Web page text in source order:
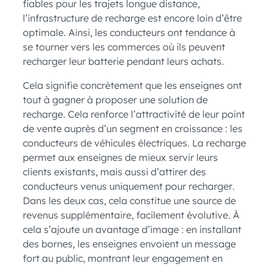
fiables pour les trajets longue distance,
l’infrastructure de recharge est encore loin d’être
optimale. Ainsi, les conducteurs ont tendance à
se tourner vers les commerces où ils peuvent
recharger leur batterie pendant leurs achats.
Cela signifie concrètement que les enseignes ont
tout à gagner à proposer une solution de
recharge. Cela renforce l’attractivité de leur point
de vente auprès d’un segment en croissance : les
conducteurs de véhicules électriques. La recharge
permet aux enseignes de mieux servir leurs
clients existants, mais aussi d’attirer des
conducteurs venus uniquement pour recharger.
Dans les deux cas, cela constitue une source de
revenus supplémentaire, facilement évolutive. À
cela s’ajoute un avantage d’image : en installant
des bornes, les enseignes envoient un message
fort au public, montrant leur engagement en